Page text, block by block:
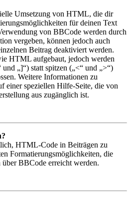
Umsetzung von HTML, die dir
für deinen Text
von BBCode werden durch
vergeben, können jedoch auch
Beitrag deaktiviert werden.
HTML aufgebaut, jedoch werden
„]“) statt spitzen („<“ und „>“)
Weitere Informationen zu
einer speziellen Hilfe-Seite, die von
aus zugänglich ist.
HTML-Code in Beiträgen zu
Formatierungsmöglichkeiten, die
BBCode erreicht werden.